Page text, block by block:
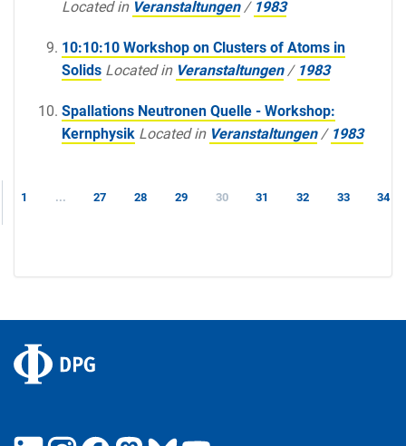
Located in Veranstaltungen / 1983
10:10:10 Workshop on Clusters of Atoms in
Solids Located in Veranstaltungen / 1983
Spallations Neutronen Quelle - Workshop:
Kernphysik Located in Veranstaltungen / 1983
1 ... 27 28 29 30 31 32 33 34